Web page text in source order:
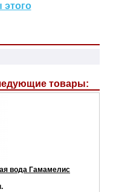
этого
товары:
вода Гамамелис